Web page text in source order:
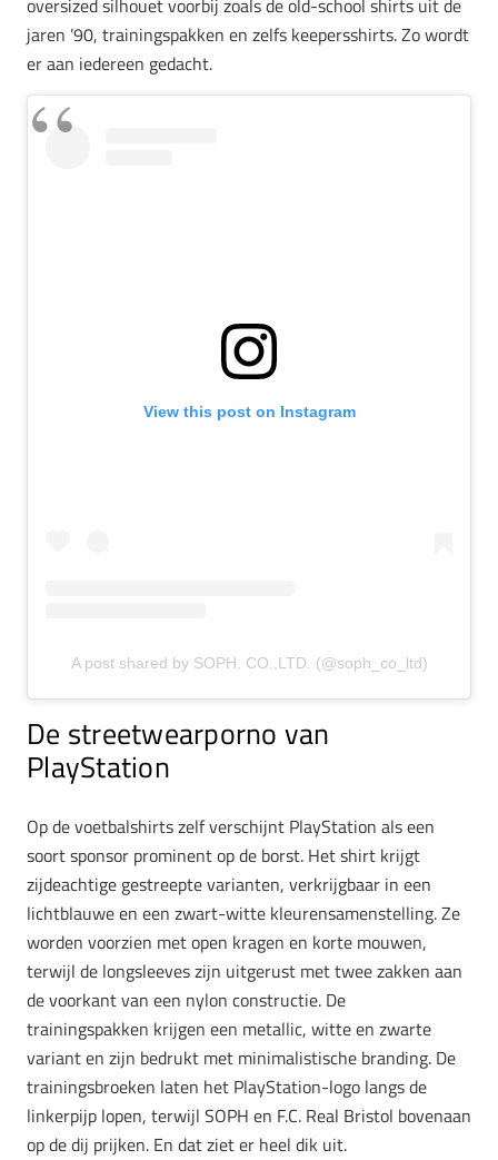
jaren ’90, trainingspakken en zelfs keepersshirts. Zo wordt
er aan iedereen gedacht.
View this post on Instagram
A post shared by SOPH. CO.,LTD. (@soph_co_ltd)
De streetwearporno van
PlayStation
Op de voetbalshirts zelf verschijnt PlayStation als een
soort sponsor prominent op de borst. Het shirt krijgt
zijdeachtige gestreepte varianten, verkrijgbaar in een
lichtblauwe en een zwart-witte kleurensamenstelling. Ze
worden voorzien met open kragen en korte mouwen,
terwijl de longsleeves zijn uitgerust met twee zakken aan
de voorkant van een nylon constructie. De
trainingspakken krijgen een metallic, witte en zwarte
variant en zijn bedrukt met minimalistische branding. De
trainingsbroeken laten het PlayStation-logo langs de
linkerpijp lopen, terwijl SOPH en F.C. Real Bristol bovenaan
op de dij prijken. En dat ziet er heel dik uit.